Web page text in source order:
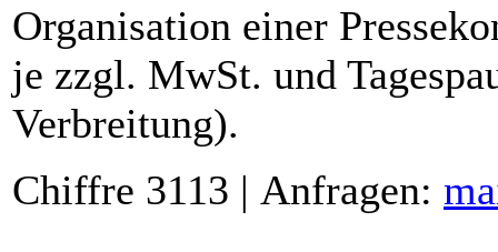
Organisation einer
je zzgl. MwSt. und
Verbreitung).
Chiffre 3113 | Anfragen: